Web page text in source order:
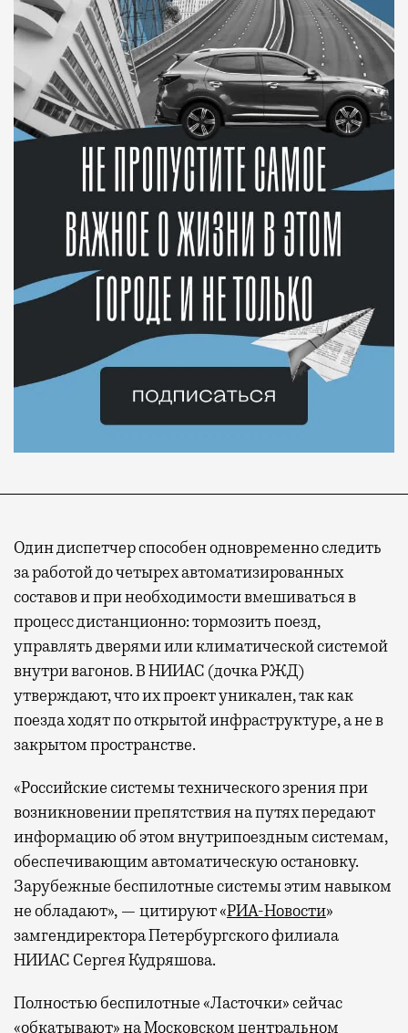
Один диспетчер способен одновременно следить
за работой до четырех автоматизированных
составов и при необходимости вмешиваться в
процесс дистанционно: тормозить поезд,
управлять дверями или климатической системой
внутри вагонов. В НИИАС (дочка РЖД)
утверждают, что их проект уникален, так как
поезда ходят по открытой инфраструктуре, а не в
закрытом пространстве.
«Российские системы технического зрения при
возникновении препятствия на путях передают
информацию об этом внутрипоездным системам,
обеспечивающим автоматическую остановку.
Зарубежные беспилотные системы этим навыком
не обладают», — цитируют «РИА-Новости»
замгендиректора Петербургского филиала
НИИАС Сергея Кудряшова.
Полностью беспилотные «Ласточки» сейчас
«обкатывают» на Московском центральном